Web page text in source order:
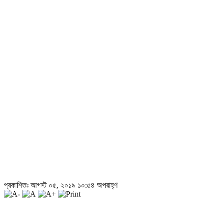
প্রকাশিতঃ আগস্ট ০৫, ২০১৯ ১০:৫৪ অপরাহ্ণ